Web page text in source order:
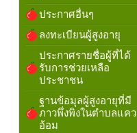
ประกาศอื่นๆ
ลงทะเบียนผู้สูงอายุ
ประกาศรายชื่อผู้ที่ได้
รับการช่วยเหลือ
ประชาชน
ฐานข้อมุลผู้สูงอายุที่มี
ภาวพึ่งพิงในตำบลแคว
อ้อม